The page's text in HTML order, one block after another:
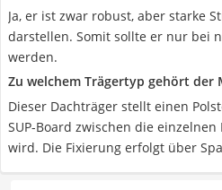
Ja, er ist zwar robust, aber starke
darstellen. Somit sollte er nur bei
werden.
Zu welchem Trägertyp gehört der
Dieser Dachträger stellt einen
SUP-Board zwischen die
wird. Die Fixierung erfolgt über